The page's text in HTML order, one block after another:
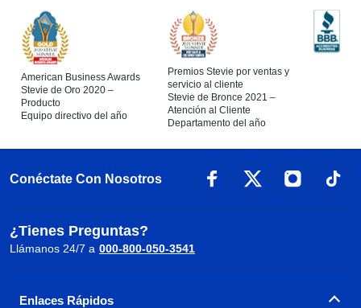
American Business Awards
Stevie de Oro 2020 –
Producto
Equipo directivo del año
Premios Stevie por ventas y
servicio al cliente
Stevie de Bronce 2021 –
Atención al Cliente
Departamento del año
Conéctate Con Nosotros
¿Tienes Preguntas?
Llámanos 24/7 a 000-800-050-3541
Enlaces Rápidos